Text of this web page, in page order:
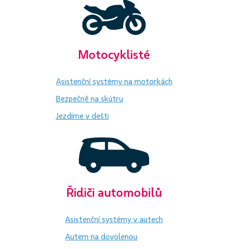
Motocyklisté
Asistenční systémy na motorkách
Bezpečně na skútru
Jezdíme v dešti
Řidiči automobilů
Asistenční systémy v autech
Autem na dovolenou